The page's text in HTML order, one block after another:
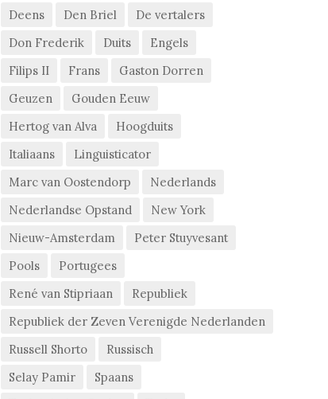
Deens
Den Briel
De vertalers
Don Frederik
Duits
Engels
Filips II
Frans
Gaston Dorren
Geuzen
Gouden Eeuw
Hertog van Alva
Hoogduits
Italiaans
Linguisticator
Marc van Oostendorp
Nederlands
Nederlandse Opstand
New York
Nieuw-Amsterdam
Peter Stuyvesant
Pools
Portugees
René van Stipriaan
Republiek
Republiek der Zeven Verenigde Nederlanden
Russell Shorto
Russisch
Selay Pamir
Spaans